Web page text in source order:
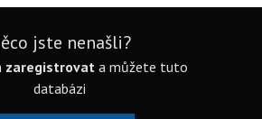
jste nenašli?
zaregistrovat a můžete tuto
databázi